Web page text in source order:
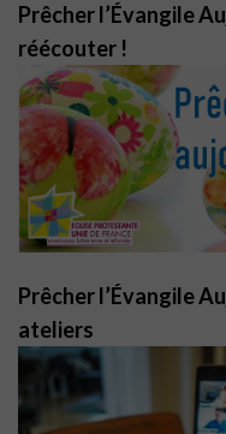
Prêcher l’Évangile
réécouter !
Prêcher l’Évangile
ateliers